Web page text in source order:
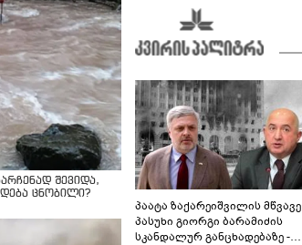
შევიდა,
ცნობილი?
პაატა ზაქარეიშვილის მწვავე
პასუხი გიორგი ბარამიძის
სკანდალურ განცხადებაზე -